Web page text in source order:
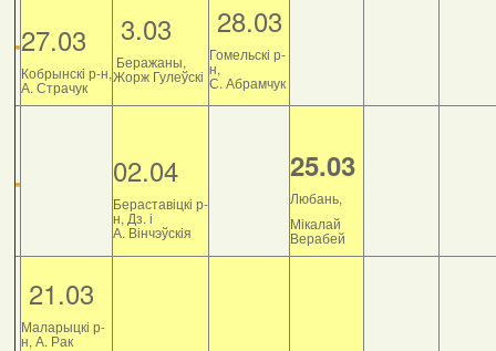
27.03
Кобрынскі р-н,
А. Страчук
3.03
Беражаны,
Жорж Гулеўскі
28.03
Гомельскі р-
н,
С. Абрамчук
02.04
Бераставіцкі р-
н, Дз. і
А. Вінчэўскія
25.03
Любань,
Мікалай
Верабей
21.03
Маларыцкі р-
н, А. Рак